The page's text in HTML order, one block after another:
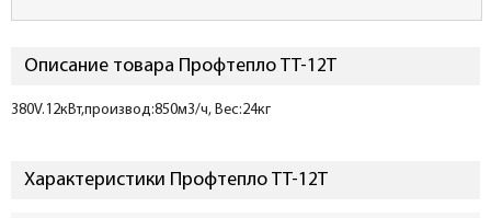
Описание товара Профтепло ТТ-12Т
380V.12кВт,производ:850м3/ч, Вес:24кг
Характеристики Профтепло ТТ-12Т